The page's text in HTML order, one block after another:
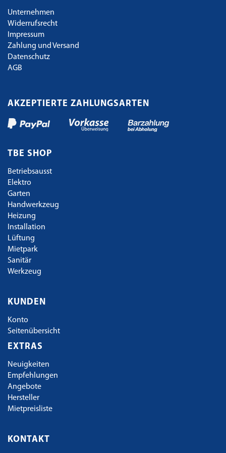
Unternehmen
Widerrufsrecht
Impressum
Zahlung und Versand
Datenschutz
AGB
AKZEPTIERTE ZAHLUNGSARTEN
TBE SHOP
Betriebsausst
Elektro
Garten
Handwerkzeug
Heizung
Installation
Lüftung
Mietpark
Sanitär
Werkzeug
KUNDEN
Konto
Seitenübersicht
EXTRAS
Neuigkeiten
Empfehlungen
Angebote
Hersteller
Mietpreisliste
KONTAKT